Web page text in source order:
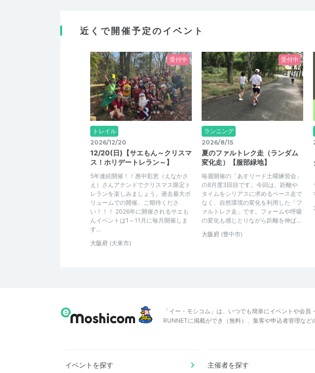
近くで開催予定のイベント
受付中
トレイル
2026/12/20
12/20(日)【サエもん～クリスマ
ス！ホリデートレラン～】
5年連続開催！！惠中彩恵（えなかさ
え）さんアテンドでクリスマス限定ト
レランを楽しみましょう。過去最大ボ
リュームでの開催、ご期待くださ
い！！！ 2026年に開催されるサエも
んイベントは1～11月に毎月開催しま
す...
大阪府 (大東市)
受付中
ランニング
2026/8/15
夏のファルトレク走（ランダム
変化走）【服部緑地】
毎週開催の「あすリード土曜練習会」
の8月度3回目です。今回は、距離や
タイムをシリアスに求めるペース走で
なく、自然環境の変化を利用した「フ
ァルトレク走」です。フォームや呼吸
の変化も感じとりながら距離を伸ば...
大阪府 (豊中市)
「イー・モシコム」は、いつでも簡単にイベントや会員
RUNNETに掲載ができ（無料）、集客や申込者管理な
イベントを探す 主催者を探す